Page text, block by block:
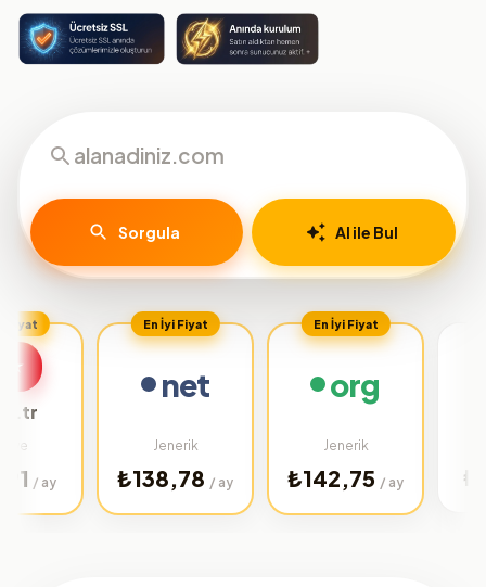
Sorgula AI ile Bul
En İyi Fiyat
net
₺138,78 / ay
En İyi Fiyat
org
₺142,75 / ay ₺32,02